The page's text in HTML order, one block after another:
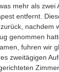
mehr als zwei
entfernt.
nachdem
genommen
fuhren wir
zweitägigen